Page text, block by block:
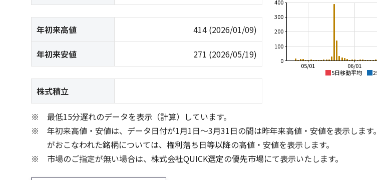
年初来高値 414 (2026/01/09)
年初来安値 271 (2026/05/19)
株式積立
5日移動平均
06/01
05/01
0
100
200
300
400
最低15分遅れのデータを表示（計算）しています。
年初来高値・安値は、データ日付が1月1日～3月31日の間は昨年来高値・安値を表示しま
がおこなわれた銘柄については、権利落ち日等以降の高値・安値を表示します。
市場のご指定が無い場合は、株式会社QUICK選定の優先市場にて表示いたします。